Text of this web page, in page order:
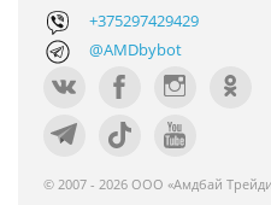
+375297429429
@AMDbybot
© 2007 - 2026 ООО «Амдбай